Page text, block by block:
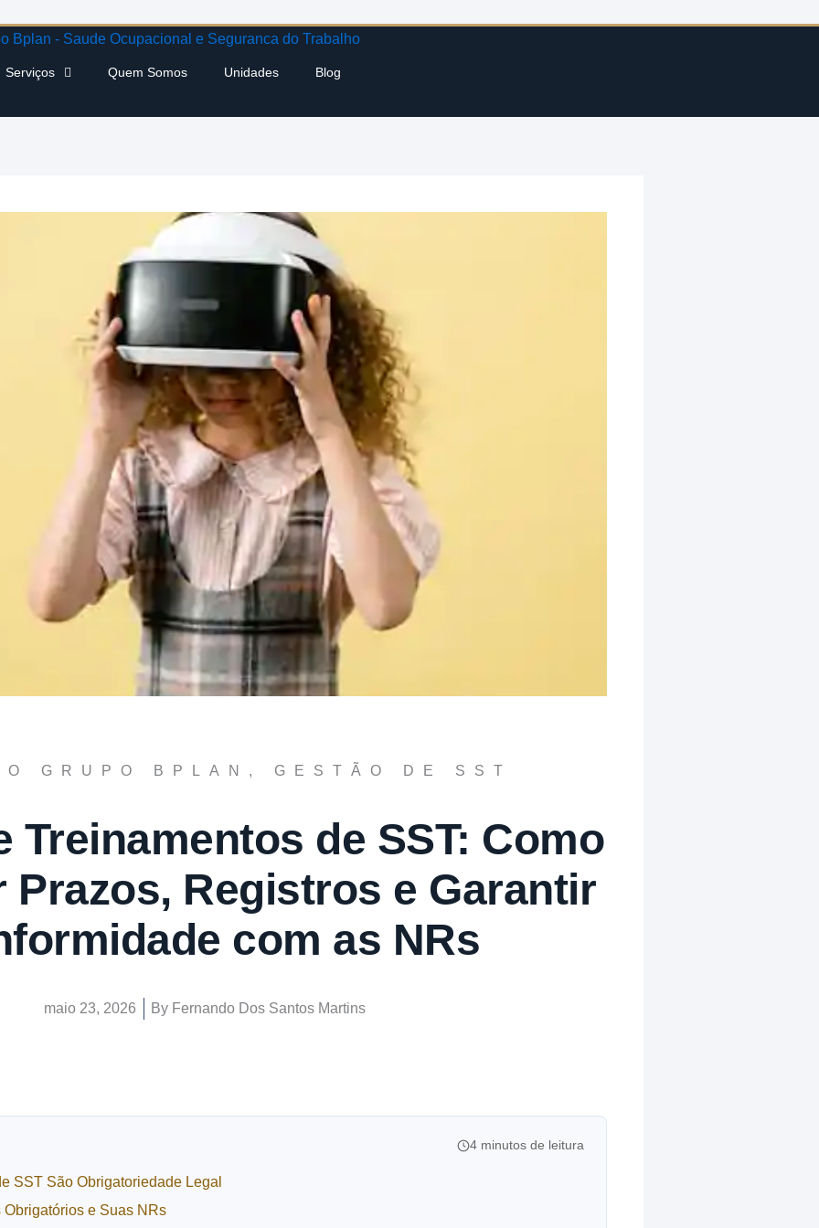
Serviços Quem Somos Unidades Blog
GRUPO BPLAN , GESTÃO DE SST
Treinamentos de SST: Como
Prazos, Registros e Garantir
com as NRs
maio 23, 2026 By Fernando Dos Santos Martins
4 minutos de leitura
SST São Obrigatoriedade Legal
e Suas NRs